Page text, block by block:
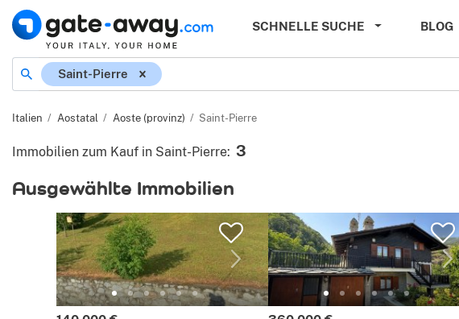
SCHNELLE SUCHE BLOG
Ort
Saint-Pierre
Italien Aostatal Aoste (provinz) Saint-Pierre
Immobilien zum Kauf in Saint-Pierre: 3
Ausgewählte Immobilien